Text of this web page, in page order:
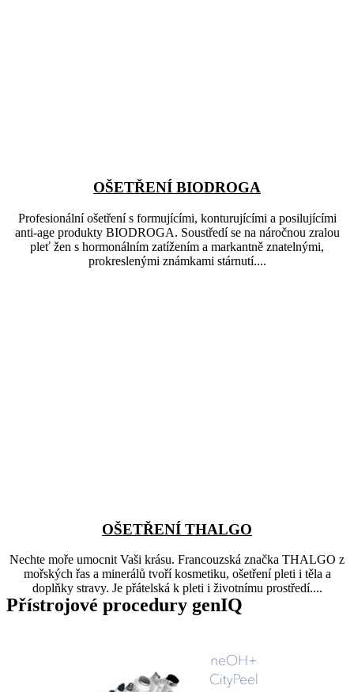
OŠETŘENÍ BIODROGA
Profesionální ošetření s formujícími, konturujícími a posilujícími
anti-age produkty BIODROGA. Soustředí se na náročnou zralou
pleť žen s hormonálním zatížením a markantně znatelnými,
prokreslenými známkami stárnutí....
OŠETŘENÍ THALGO
Nechte moře umocnit Vaši krásu. Francouzská značka THALGO z
mořských řas a minerálů tvoří kosmetiku, ošetření pleti i těla a
doplňky stravy. Je přátelská k pleti i životnímu prostředí....
Přístrojové procedury genIQ